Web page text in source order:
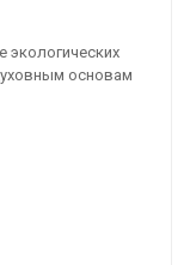
экологических
основам